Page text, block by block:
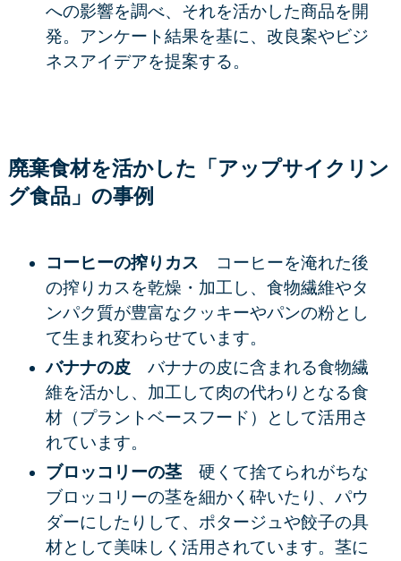
への影響を調べ、それを活かした商品を開
発。アンケート結果を基に、 改良案やビジ
ネスアイデアを提案する。
廃棄食材を活かした「アップサイクリン
グ食品」の事例
コーヒーの搾りカス
コーヒーを淹れた後
の搾りカスを乾燥・加工し、食物繊維やタ
ンパク質が豊富なクッキーやパンの粉とし
て生まれ変わらせています。
バナナの皮 バナナの皮に含まれる食物繊
維を活かし、加工して肉の代わりとなる食
材（プラントベースフード）として活用さ
れています。
ブロッコリーの茎 硬くて捨てられがちな
ブロッコリーの茎を細かく砕いたり、パウ
ダーにしたりして、 ポタージュや餃子の具
材として美味しく活用されています。茎に